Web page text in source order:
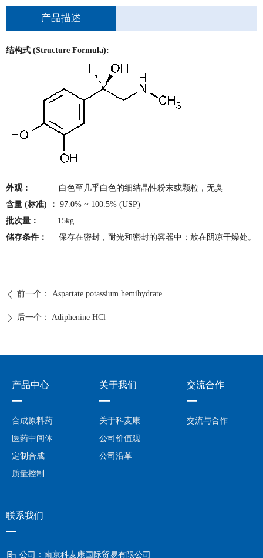
ꄴ 前一个： Aspartate potassium hemihydrate
ꄲ 后一个： Adiphenine HCl
产品描述
结构式 (Structure Formula):
外观： 白色至几乎白色的细结晶性粉末或颗粒，无臭
含量 (标准) ： 97.0% ~ 100.5% (USP)
批次量： 15kg
储存条件： 保存在密封，耐光和密封的容器中；放在阴凉干燥处。
联系我们
—
公司： 南京科麦康国际贸易有限公司
合成原料药
医药中间体
定制合成
质量控制
产品中心
—
关于科麦康
公司价值观
公司沿革
关于我们
—
交流合作
—
交流与合作